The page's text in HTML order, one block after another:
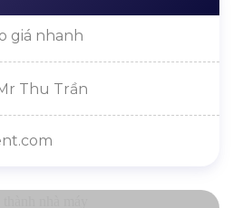
giá nhanh
Thu Trần